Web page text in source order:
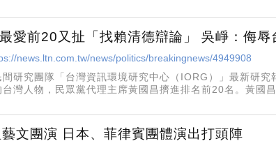
愛前20又扯「找賴清德辯論」 吳崢：侮辱
news.ltn.com.tw/news/politics/breakingnews/4949908
研究團隊「台灣資訊環境研究中心（IORG）」最新研究
灣人物，民眾黨代理主席黃國昌擠進排名前20名。黃國
文團演 日本、菲律賓團體演出打頭陣